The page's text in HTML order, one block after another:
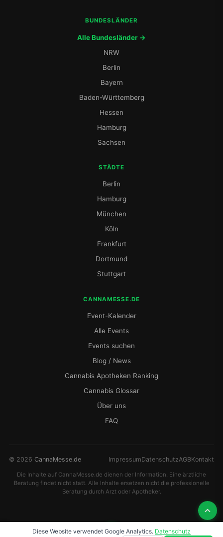
BUNDESLÄNDER
Alle Bundesländer →
NRW
Berlin
Bayern
Baden-Württemberg
Hessen
Hamburg
Sachsen
STÄDTE
Berlin
Hamburg
München
Köln
Frankfurt
Dortmund
Stuttgart
CANNAMESSE.DE
Event-Kalender
Alle Events
Events suchen
Blog / News
Cannabis Apotheken Ranking
Cannabis Glossar
Über uns
FAQ
© 2026 CannaMesse.de ImpressumDatenschutzAGBKontakt
Die Inhalte auf CannaMesse.de dienen der Information. Eine ärztliche
Beratung findet nicht statt. Alle Inhalte ersetzen nicht die professionelle
Beratung durch Arzt oder Apotheker.
Diese Website verwendet Google Analytics. Datenschutz